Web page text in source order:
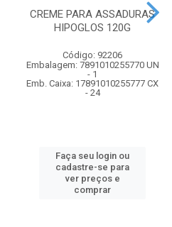
CREME PARA ASSADURAS
HIPOGLOS 120G
Código: 92206
Embalagem: 7891010255770 UN
- 1
Emb. Caixa: 17891010255777 CX
- 24
Faça seu login ou
cadastre-se para
ver preços e
comprar